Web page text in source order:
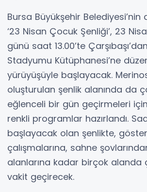
Bursa Büyükşehir Belediyesi’nin
‘23 Nisan Çocuk Şenliği’, 23
günü saat 13.00’te
Stadyumu Kütüphanesi’ne
yürüyüşüyle başlayacak. Merinos
oluşturulan şenlik alanında da
eğlenceli bir gün geçirmeleri
renkli programlar hazırlandı.
başlayacak olan şenlikte,
çalışmalarına, sahne
alanlarına kadar birçok alanda
vakit geçirecek.